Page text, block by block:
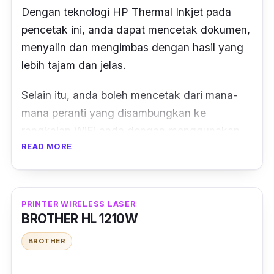
Dengan teknologi HP Thermal Inkjet pada
pencetak ini, anda dapat mencetak dokumen,
menyalin dan mengimbas dengan hasil yang
lebih tajam dan jelas.
Selain itu, anda boleh mencetak dari mana-
mana peranti yang disambungkan ke
rangkaian WiFi anda dengan menggunakan
aplikasi HP Smart atau Apple AirPrint™.
dari telefon pintar atautablet
mudah dan pantas.
READ MORE
PRINTER WIRELESS LASER
BROTHER HL 1210W
BROTHER